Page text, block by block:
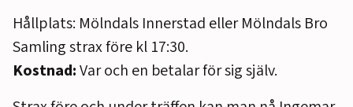
Hållplats: Mölndals Innerstad eller Mölndals Bro
Samling strax före kl 17:30.
Kostnad:Var och en betalar för sig själv.